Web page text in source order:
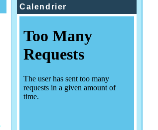
Calendrier